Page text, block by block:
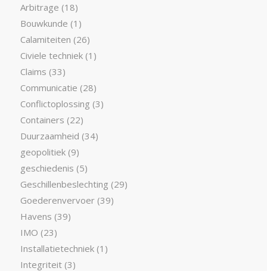
Arbitrage (18)
Bouwkunde (1)
Calamiteiten (26)
Civiele techniek(1)
Claims (33)
Communicatie (28)
Conflictoplossing (3)
Containers (22)
Duurzaamheid (34)
geopolitiek(9)
geschiedenis (5)
Geschillenbeslechting (29)
Goederenvervoer(39)
Havens (39)
IMO (23)
Installatietechniek(1)
Integriteit(3)